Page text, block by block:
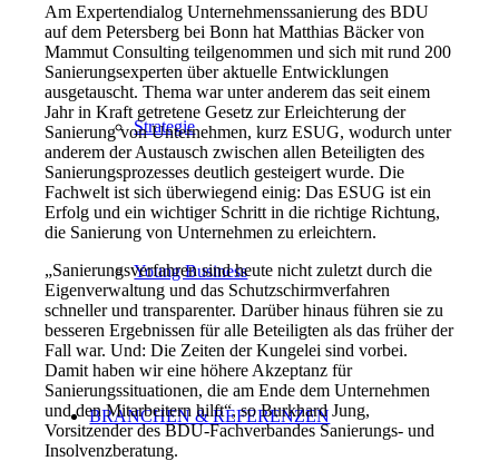
Strategie
Young Business
BRANCHEN & REFERENZEN
Am Expertendialog Unternehmenssanierung des BDU
auf dem Petersberg bei Bonn hat Matthias Bäcker von
Mammut Consulting teilgenommen und sich mit rund 200
Sanierungsexperten über aktuelle Entwicklungen
ausgetauscht. Thema war unter anderem das seit einem
Jahr in Kraft getretene Gesetz zur Erleichterung der
Sanierung von Unternehmen, kurz ESUG, wodurch unter
anderem der Austausch zwischen allen Beteiligten des
Sanierungsprozesses deutlich gesteigert wurde. Die
Fachwelt ist sich überwiegend einig: Das ESUG ist ein
Erfolg und ein wichtiger Schritt in die richtige Richtung,
die Sanierung von Unternehmen zu erleichtern.
„Sanierungsverfahren sind heute nicht zuletzt durch die
Eigenverwaltung und das Schutzschirmverfahren
schneller und transparenter. Darüber hinaus führen sie zu
besseren Ergebnissen für alle Beteiligten als das früher der
Fall war. Und: Die Zeiten der Kungelei sind vorbei.
Damit haben wir eine höhere Akzeptanz für
Sanierungssituationen, die am Ende dem Unternehmen
und den Mitarbeitern hilft“, so Burkhard Jung,
Vorsitzender des BDU-Fachverbandes Sanierungs- und
Insolvenzberatung.